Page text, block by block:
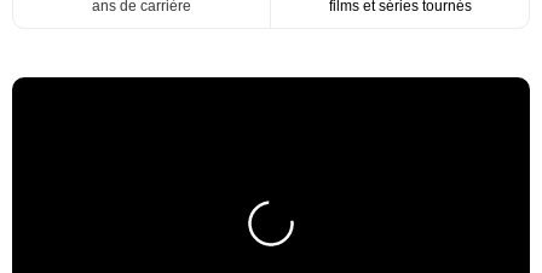
ans de carrière
films et séries tournés